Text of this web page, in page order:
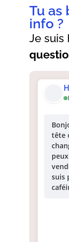
tête
suis
Je suis
Tu as
info ?